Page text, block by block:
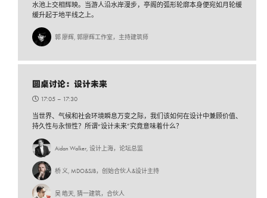
水池上交相辉映。当游人沿水岸漫步，亭阁的弧形轮廓本身便宛如月轮缓
缓升起于地平线之上。
郭 廖辉, 郭廖辉工作室，主持建筑师
圆桌讨论：设计未来
17:05 – 17:30
当世界、气候和社会环境瞬息万变之际，我们该如何在设计中兼顾价值、
持久性与永恒性？所谓“设计未来”究竟意味着什么？
Aidan Walker, 设计上海，论坛总监
桥 义, MDO&SJB，创始合伙人&设计主持
吴 皓天, 猜一建筑，合伙人